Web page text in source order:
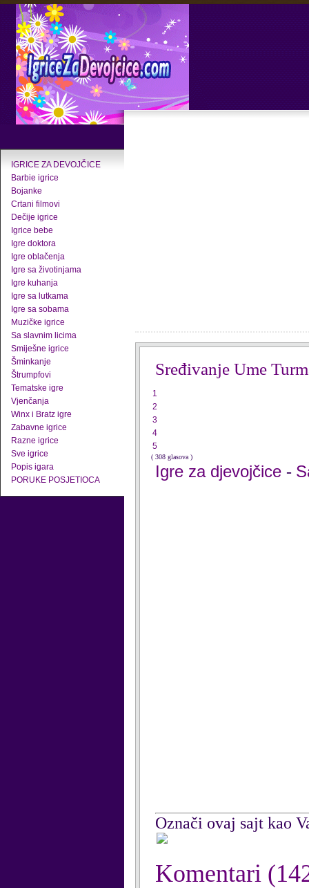
IGRICE ZA DEVOJČICE
Barbie igrice
Bojanke
Crtani filmovi
Dečije igrice
Igrice bebe
Igre doktora
Igre oblačenja
Igre sa životinjama
Igre kuhanja
Igre sa lutkama
Igre sa sobama
Muzičke igrice
Sa slavnim licima
Smiješne igrice
Šminkanje
Štrumpfovi
Tematske igre
Vjenčanja
Winx i Bratz igre
Zabavne igrice
Razne igrice
Sve igrice
Popis igara
PORUKE POSJETIOCA
Sređivanje Ume
1
2
3
4
5
( 308 glasova )
Igre za djevojčice -
Označi ovaj sajt kao
Komentari